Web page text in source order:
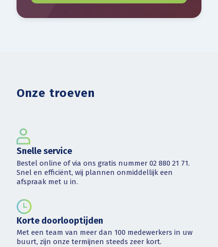
Onze troeven
Snelle service
Bestel online of via ons gratis nummer 02 880 21 71.
Snel en efficiënt, wij plannen onmiddellijk een
afspraak met u in.
Korte doorlooptijden
Met een team van meer dan 100 medewerkers in uw
buurt, zijn onze termijnen steeds zeer kort.